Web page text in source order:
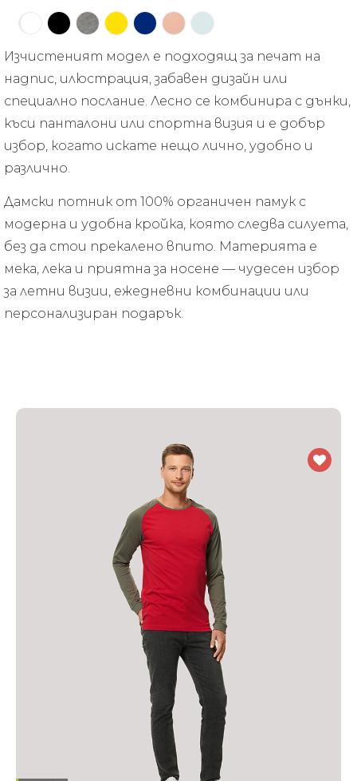
Дамски потник от 100% органичен памук с
модерна и удобна кройка, която следва силуета,
без да стои прекалено впито. Материята е
мека, лека и приятна за носене — чудесен избор
за летни визии, ежедневни комбинации или
персонализиран подарък.
Изчистеният модел е подходящ за печат на
надпис, илюстрация, забавен дизайн или
специално послание. Лесно се комбинира с дънки,
къси панталони или спортна визия и е добър
избор, когато искате нещо лично, удобно и
различно.